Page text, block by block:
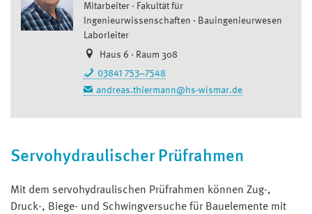
Mitarbeiter
Fakultät für
Ingenieurwissenschaften
Bauingenieurwesen
Laborleiter
Haus 6 · Raum 308
03841 753–7548
andreas.thiermann@hs-wismar.de
Servohydraulischer Prüfrahmen
Mit dem servohydraulischen Prüfrahmen können Zug-,
Druck-, Biege- und Schwingversuche für Bauelemente mit